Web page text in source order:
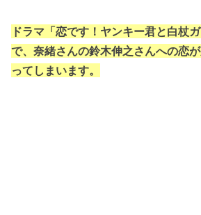
ドラマ「恋です！ヤンキー君と白杖
で、奈緒さんの鈴木伸之さんへの恋
ってしまいます。